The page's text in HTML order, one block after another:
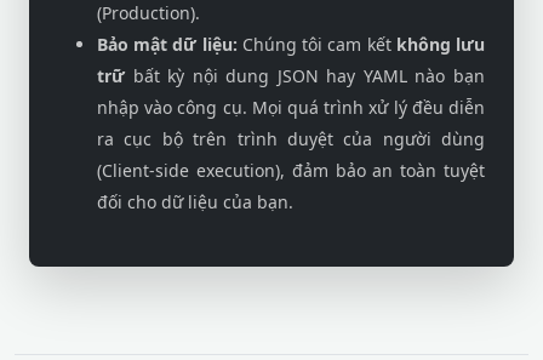
(Production).
Bảo mật dữ liệu: Chúng tôi cam kết không lưu
trữbất kỳ nội dung JSON hay YAML nào bạn
nhập vào công cụ. Mọi quá trình xử lý đều diễn
ra cục bộ trên trình duyệt của người dùng
(Client-side execution), đảm bảo an toàn tuyệt
đối cho dữ liệu của bạn.